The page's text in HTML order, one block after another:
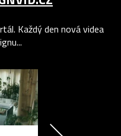
Každý den nová videa